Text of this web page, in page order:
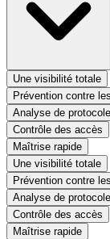
Une visibilité totale
Prévention contre
Analyse de protocole
Contrôle des accès
Maîtrise rapide
Une visibilité totale
Prévention contre
Analyse de protocole
Contrôle des accès
Maîtrise rapide